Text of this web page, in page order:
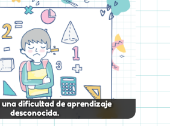
una dificultad de aprendizaje
desconocida.